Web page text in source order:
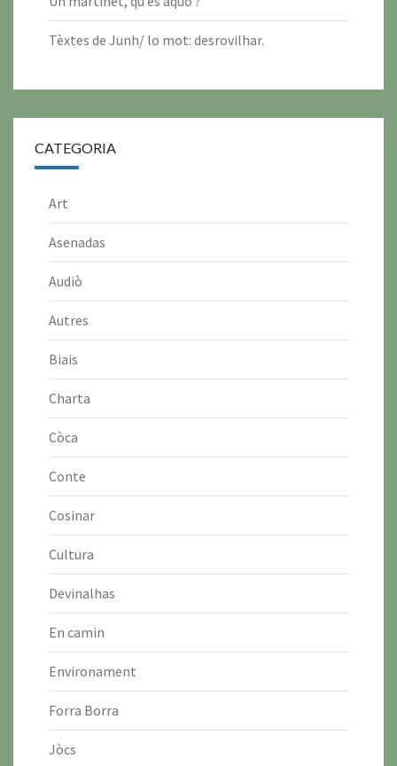
6
6
6
6
6
6
Tèxtes de Junh/ lo mot: desrovilhar.
CATEGORIA
Art
Asenadas
Audiò
Autres
Biais
Charta
Còca
Conte
Cosinar
Cultura
Devinalhas
En camin
Environament
Forra Borra
Jòcs